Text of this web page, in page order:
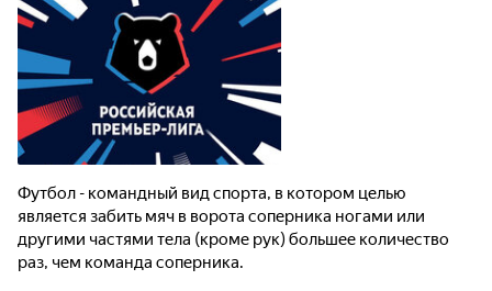
Футбол - командный вид спорта, в котором целью
является забить мяч в ворота соперника ногами или
другими частями тела (кроме рук) большее количество
раз, чем команда соперника.